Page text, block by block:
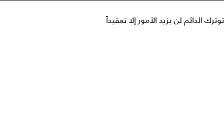
توترك الدائم لن يزيد الأمور إلا تعقيداً